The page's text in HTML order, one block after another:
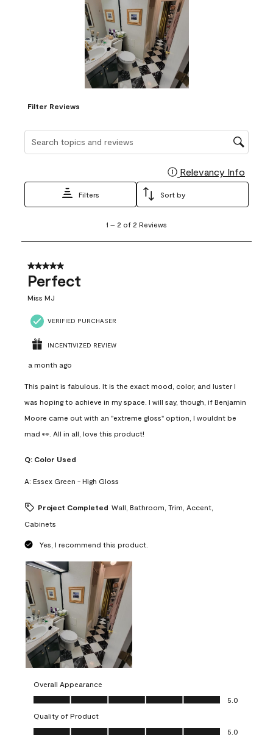
Filter Reviews
Relevancy Info
Filters Sort by
2
Reviews
1 – 2 of 2 Reviews
5 out of 5 stars.
Perfect
Miss MJ
VERIFIED PURCHASER
INCENTIVIZED REVIEW
a month ago
This paint is fabulous. It is the exact mood, color, and luster I
was hoping to achieve in my space. I will say, though, if Benjamin
Moore came out with an "extreme gloss" option, I wouldnt be
mad 👀. All in all, love this product!
Q: Color Used
A: Essex Green - High Gloss
Project Completed Wall, Bathroom, Trim, Accent,
Cabinets
Yes, I recommend this product.
Overall Appearance
Overall Appearance, 5.0 out of 5
5.0
Quality of Product
Quality of Product, 5.0 out of 5
5.0